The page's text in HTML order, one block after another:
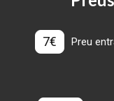
7€ Preu